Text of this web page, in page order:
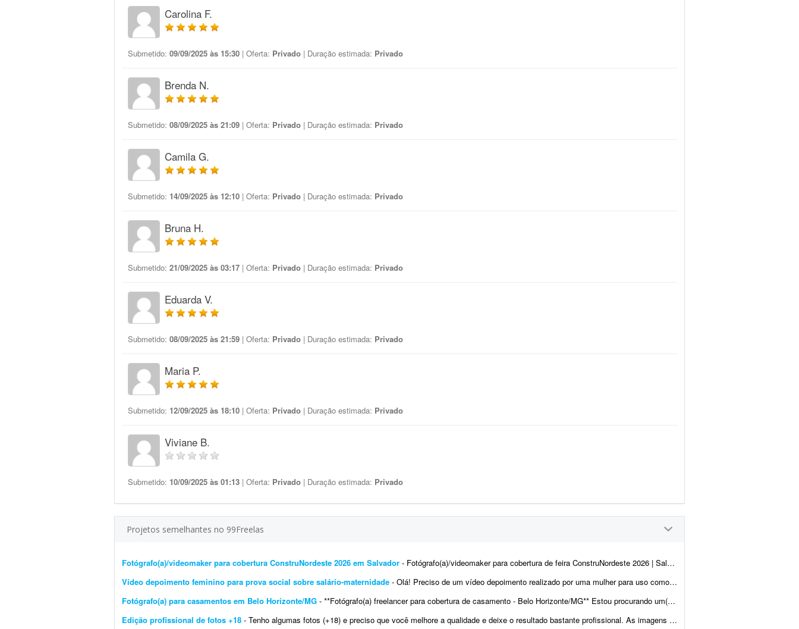
Carolina F.
Submetido: 09/09/2025 às 15:30 | Oferta: Privado | Duração estimada: Privado
Brenda N.
Submetido: 08/09/2025 às 21:09 | Oferta: Privado | Duração estimada: Privado
Camila G.
Submetido: 14/09/2025 às 12:10 | Oferta: Privado | Duração estimada: Privado
Bruna H.
Submetido: 21/09/2025 às 03:17 | Oferta: Privado | Duração estimada: Privado
Eduarda V.
Submetido: 08/09/2025 às 21:59 | Oferta: Privado | Duração estimada: Privado
Maria P.
Submetido: 12/09/2025 às 18:10 | Oferta: Privado | Duração estimada: Privado
Viviane B.
Submetido: 10/09/2025 às 01:13 | Oferta: Privado | Duração estimada: Privado
Projetos semelhantes no 99Freelas
Fotógrafo(a)/videomaker para cobertura ConstruNordeste 2026 em Salvador - Fotógrafo(a)/videomaker para cobertura de feira ConstruNordeste 2026 | Salvador, Bahia A m1nd Agência de Marketing está contratando um(a) fotógrafo(a)/videomaker local d...
Vídeo depoimento feminino para prova social sobre salário-maternidade - Olá! Preciso de um vídeo depoimento realizado por uma mulher para uso como prova social, falando sobre um benefício relacionado ao salário-maternidade. O depoimento dev...
Fotógrafo(a) para casamentos em Belo Horizonte/MG - **Fotógrafo(a) freelancer para cobertura de casamento - Belo Horizonte/MG** Estou procurando um(a) fotógrafo(a) freelancer para atuar na cobertura de um casamento em Belo Horizonte/M...
Edição profissional de fotos +18 - Tenho algumas fotos (+18) e preciso que você melhore a qualidade e deixe o resultado bastante profissional. As imagens são para uso no meu site de trabalho. Gostaria que, se poss&iacu...